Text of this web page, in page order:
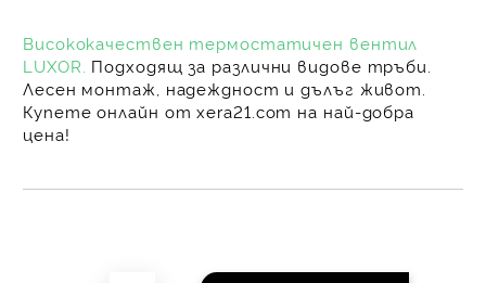
Висококачествен термостатичен вентил
LUXOR Подходящ за различни видове тръби.
Лесен монтаж, надеждност и дълъг живот.
Купете онлайн отxera21.com на най-добра
цена!
се разделя на 3
без оскъпяване. За
стойност до 1000 лв.
Плащане на 6
За покупки на